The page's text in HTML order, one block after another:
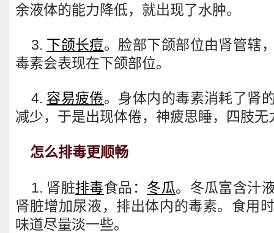
余液体的能力降低，就出现了水肿。
3. 下颌长痘。脸部下颌部位由肾管辖
毒素会表现在下颌部位。
4. 容易疲倦。身体内的毒素消耗了肾
减少，于是出现体倦，神疲思睡，四肢无
怎么排毒更顺畅
1. 肾脏排毒食品： 冬瓜。冬瓜富含汁
肾脏增加尿液，排出体内的毒素。食用
味道尽量淡一些。